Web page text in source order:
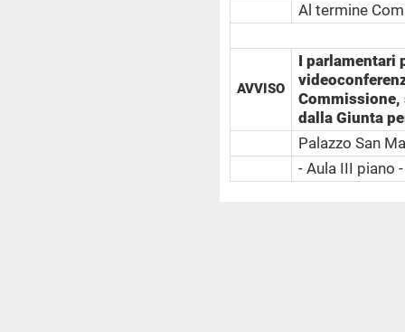
Al termine
AVVISO
I parlamentari
dalla Giunta
Palazzo San
- Aula III piano -